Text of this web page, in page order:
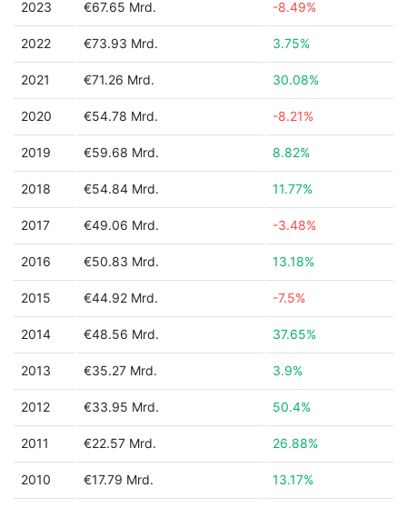
2023 €67.65 Mrd. -8.49%
2022 €73.93 Mrd. 3.75%
2021 €71.26 Mrd. 30.08%
2020 €54.78 Mrd. -8.21%
2019 €59.68 Mrd. 8.82%
2018 €54.84 Mrd. 11.77%
2017 €49.06 Mrd. -3.48%
2016 €50.83 Mrd. 13.18%
2015 €44.92 Mrd. -7.5%
2014 €48.56 Mrd. 37.65%
2013 €35.27 Mrd. 3.9%
2012 €33.95 Mrd. 50.4%
2011 €22.57 Mrd. 26.88%
2010 €17.79 Mrd. 13.17%